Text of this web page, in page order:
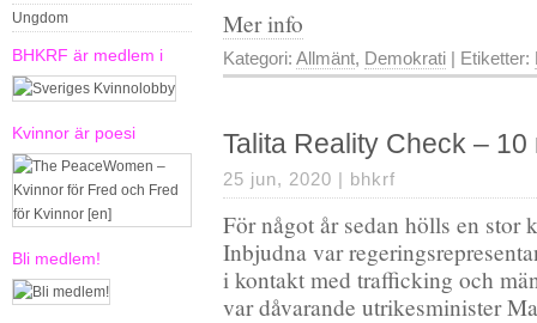
Ungdom
BHKRF är medlem i
Kvinnor är poesi
Bli medlem!
Mer info
Kategori: Allmänt, Demokrati | Etiketter:
Talita Reality Check –
25 jun, 2020 | bhkrf
För något år sedan hölls en stor
Inbjudna var
i kontakt med trafficking och
var dåvarande utrikesminister